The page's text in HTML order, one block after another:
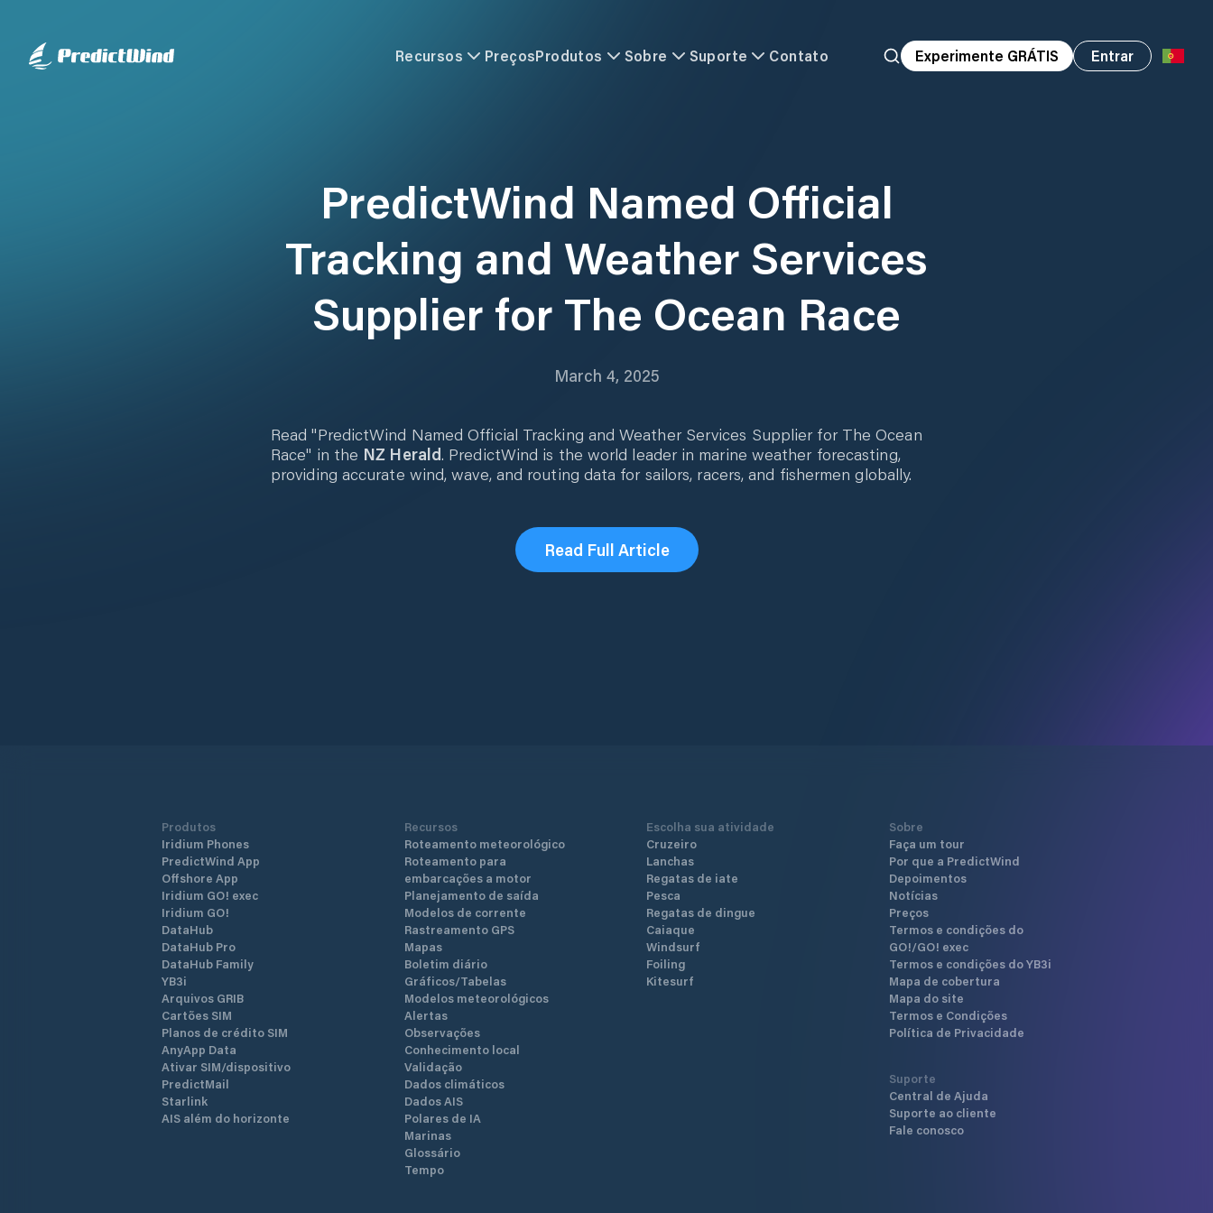
Recursos PreçosProdutos Sobre Suporte Contato Experimente GRÁTIS Entrar
PredictWind Named Official
Tracking and Weather Services
Supplier for The Ocean Race
March 4, 2025
Read "PredictWind Named Official Tracking and Weather Services Supplier for The Ocean
Race" in the NZ Herald. PredictWind is the world leader in marine weather forecasting,
providing accurate wind, wave, and routing data for sailors, racers, and fishermen globally.
Read Full Article
Produtos
Iridium Phones
PredictWind App
Offshore App
Iridium GO! exec
Iridium GO!
DataHub
DataHub Pro
DataHub Family
YB3i
Arquivos GRIB
Cartões SIM
Planos de crédito SIM
AnyApp Data
Ativar SIM/dispositivo
PredictMail
Starlink
AIS além do horizonte
Recursos
Roteamento meteorológico
Roteamento para
embarcações a motor
Planejamento de saída
Modelos de corrente
Rastreamento GPS
Mapas
Boletim diário
Gráficos/Tabelas
Modelos meteorológicos
Alertas
Observações
Conhecimento local
Validação
Dados climáticos
Dados AIS
Polares de IA
Marinas
Glossário
Tempo
Escolha sua atividade
Cruzeiro
Lanchas
Regatas de iate
Pesca
Regatas de dingue
Caiaque
Windsurf
Foiling
Kitesurf
Sobre
Faça um tour
Por que a PredictWind
Depoimentos
Notícias
Preços
Termos e condições do
GO!/GO! exec
Termos e condições do YB3i
Mapa de cobertura
Mapa do site
Termos e Condições
Política de Privacidade
Suporte
Central de Ajuda
Suporte ao cliente
Fale conosco